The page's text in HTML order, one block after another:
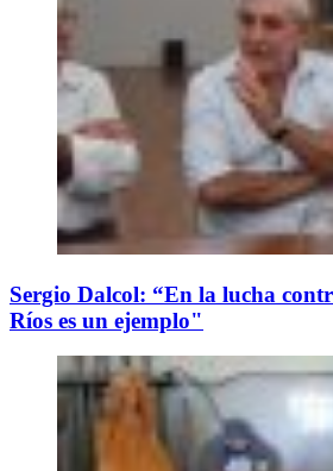
Sergio Dalcol: “En la lucha
Ríos es un ejemplo"